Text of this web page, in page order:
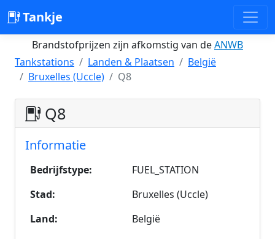
Tankje
Brandstofprijzen zijn afkomstig van deANWB
Tankstations
Landen & Plaatsen
België
Bruxelles (Uccle)
Q8
Q8
Informatie
Bedrijfstype:
FUEL_STATION
Stad:
Bruxelles (Uccle)
Land:
België